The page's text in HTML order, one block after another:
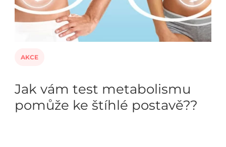
AKCE
Jak vám test metabolismu
pomůže ke štíhlé postavě??